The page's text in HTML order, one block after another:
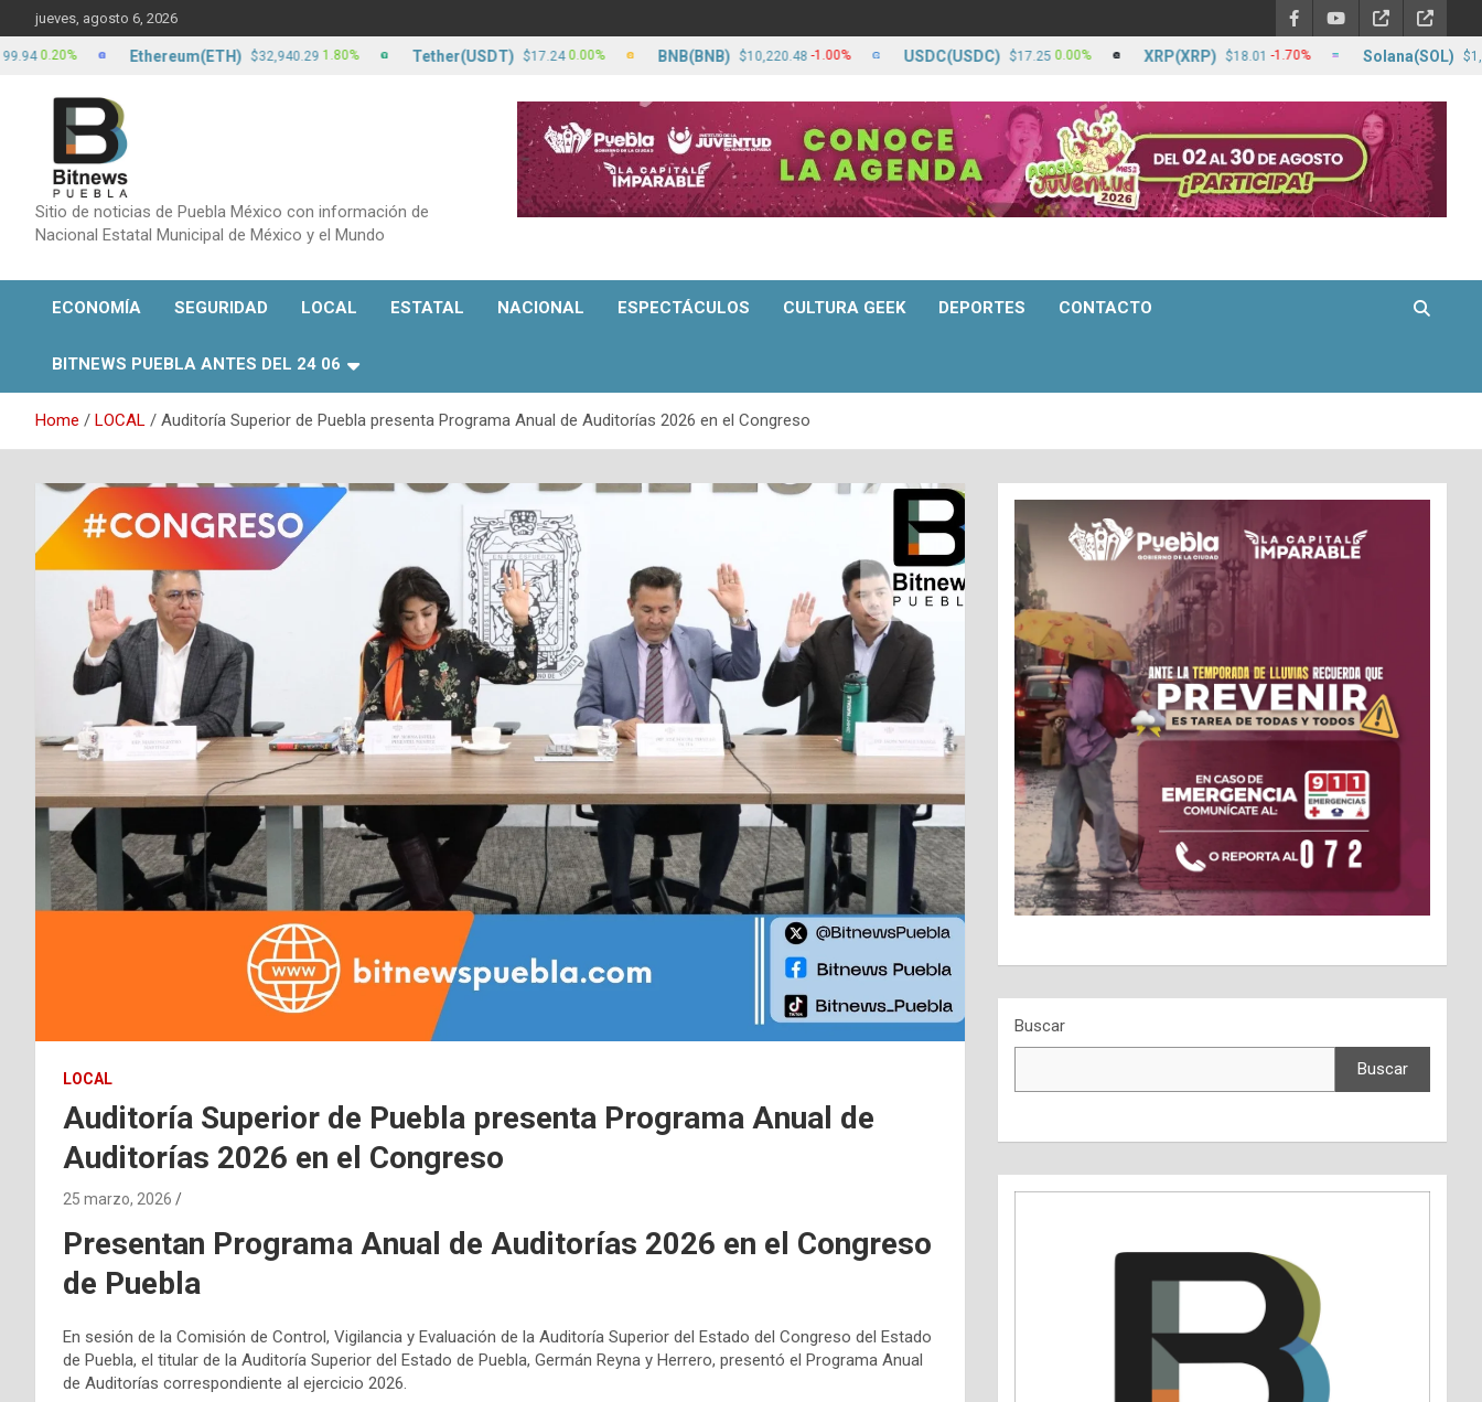
to
content
jueves, agosto 6, 2026
Sitio de noticias de Puebla México con información de
Nacional Estatal Municipal de México y el Mundo
ECONOMÍA SEGURIDAD LOCAL ESTATAL NACIONAL ESPECTÁCULOS CULTURA GEEK DEPORTES CONTACTO
BITNEWS PUEBLA ANTES DEL 24 06
Home LOCAL Auditoría Superior de Puebla presenta Programa Anual de Auditorías 2026 en el Congreso
LOCAL
Auditoría Superior de Puebla presenta Programa Anual de
Auditorías 2026 en el Congreso
25 marzo, 2026
Presentan Programa Anual de Auditorías 2026 en el Congreso
de Puebla
En sesión de la Comisión de Control, Vigilancia y Evaluación de la Auditoría Superior del Estado del Congreso del Estado
de Puebla, el titular de la Auditoría Superior del Estado de Puebla, Germán Reyna y Herrero, presentó el Programa Anual
de Auditorías correspondiente al ejercicio 2026.
Buscar
Buscar
Ethereum(ETH) $32,940.29 1.80% Tether(USDT) $17.24 0.00% BNB(BNB) $10,220.48 -1.00% USDC(USDC) $17.25 0.00% XRP(XRP) $18.01 -1.70% Solana(SOL) $1,264.68 -